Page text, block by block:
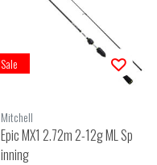
Sale
Mitchell
Epic MX1 2.72m 2-12g ML Sp
inning